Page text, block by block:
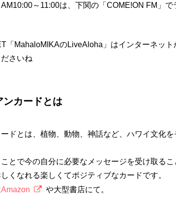
AM10:00～11:00は、下関の「COME!ON FM」
「MahaloMIKAのLiveAloha」はインターネッ
さいね
ンカードとは
ドとは、植物、動物、神話など、ハワイ文化
とで今の自分に必要なメッセージを受け取る
くなれる楽しくてポジティブなカードです。
Amazon や大型書店にて。